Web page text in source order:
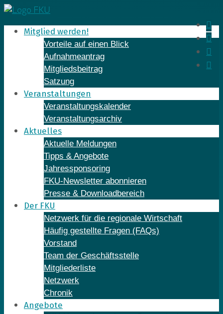
Skip
to
contentMitglied werden!
Vorteile auf einen Blick
Aufnahmeantrag
Mitgliedsbeitrag
Satzung
Veranstaltungen
Veranstaltungskalender
Veranstaltungsarchiv
Aktuelles
Aktuelle Meldungen
Tipps & Angebote
Jahressponsoring
FKU-Newsletter abonnieren
Presse & Downloadbereich
Der FKU
Netzwerk für die regionale Wirtschaft
Häufig gestellte Fragen (FAQs)
Vorstand
Team der Geschäftsstelle
Mitgliederliste
Netzwerk
Chronik
Angebote